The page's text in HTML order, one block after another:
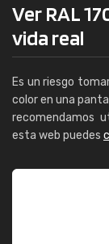
Ver RAL
vida real
Es un riesgo
color en una
recomendamos
esta web puedes